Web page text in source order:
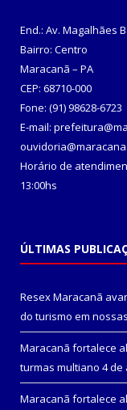
End.: Av. Magalhães
Bairro: Centro
Maracanã – PA
CEP: 68710-000
Fone: (91) 98628-6723
E-mail:
Horário de
13:00hs
ÚLTIMAS
Resex Maracanã
do turismo em
Maracanã fortalece
turmas multiano 4 de
Maracanã fortalece